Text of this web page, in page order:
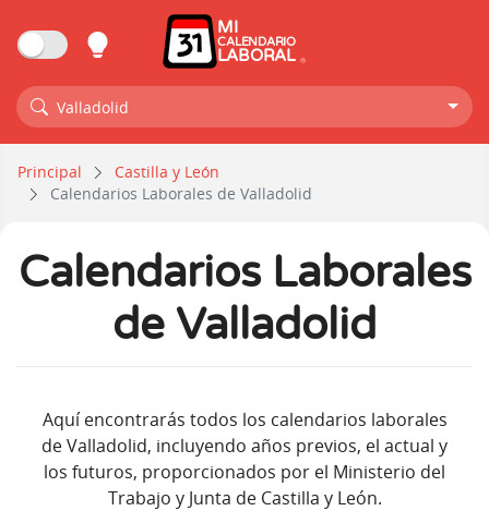
MI
CALENDARIO
LABORAL
Valladolid
Principal
Castilla y León
Calendarios Laborales de Valladolid
Calendarios Laborales
de Valladolid
Aquí encontrarás todos los calendarios laborales
de Valladolid, incluyendo años previos, el actual y
los futuros, proporcionados por el Ministerio del
Trabajo y Junta de Castilla y León.